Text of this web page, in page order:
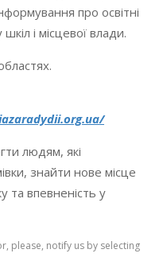
про освітні
і місцевої влади.
людям, які
знайти нове місце
та впевненість у
please, notify us by selecting